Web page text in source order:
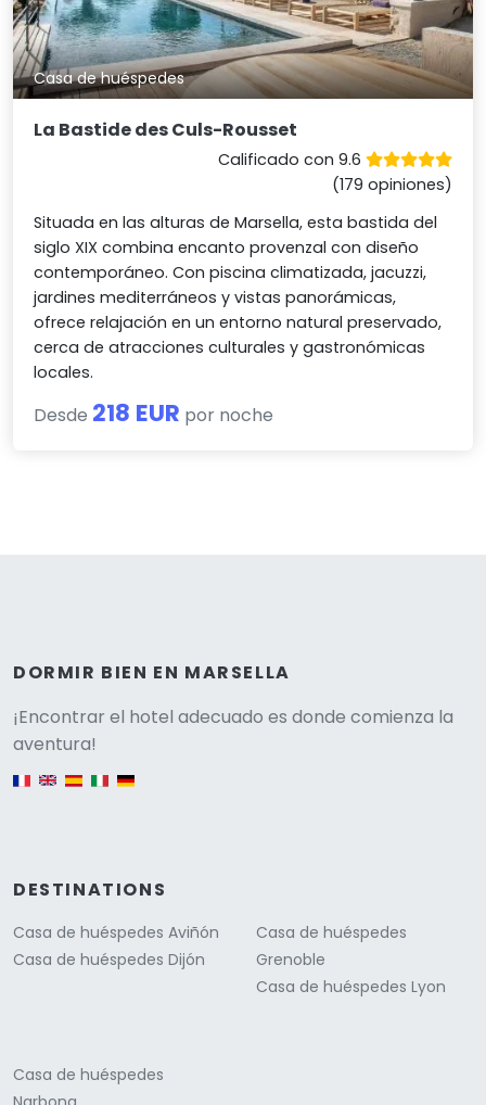
Casa de huéspedes
La Bastide des Culs-Rousset
Calificado con 9.6
(179 opiniones)
Situada en las alturas de Marsella, esta bastida del
siglo XIX combina encanto provenzal con diseño
contemporáneo. Con piscina climatizada, jacuzzi,
jardines mediterráneos y vistas panorámicas,
ofrece relajación en un entorno natural preservado,
cerca de atracciones culturales y gastronómicas
locales.
Desde 218 EUR por noche
DORMIR BIEN EN MARSELLA
¡Encontrar el hotel adecuado es donde comienza la
aventura!
DESTINATIONS
Casa de huéspedes Aviñón
Casa de huéspedes Dijón
Casa de huéspedes
Grenoble
Casa de huéspedes Lyon
Casa de huéspedes